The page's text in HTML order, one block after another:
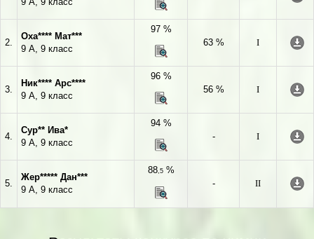
2.
Оха**** Мат***
9 А, 9 класс
97 %
63 %
I
3.
Ник**** Арс****
9 А, 9 класс
96 %
56 %
I
4.
Сур** Ива*
9 А, 9 класс
94 %
-
I
5.
Жер***** Дан***
9 А, 9 класс
88,5%
-
II